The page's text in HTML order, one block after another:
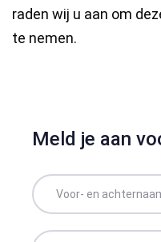
raden wij u aan om
te nemen.
Meld je aan